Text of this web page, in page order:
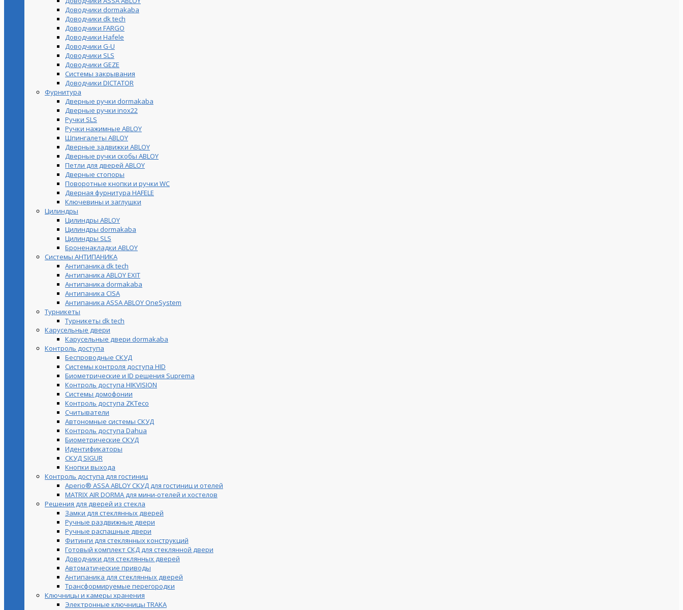
Доводчики dormakaba
Доводчики dk tech
Доводчики FARGO
Доводчики Hafele
Доводчики G-U
Доводчики SLS
Доводчики GEZE
Cистемы закрывания
Доводчики DICTATOR
Фурнитура
Дверные ручки dormakaba
Дверные ручки inox22
Ручки SLS
Ручки нажимные ABLOY
Шпингалеты ABLOY
Дверные задвижки ABLOY
Дверные ручки скобы ABLOY
Петли для дверей ABLOY
Дверные стопоры
Поворотные кнопки и ручки WC
Дверная фурнитура HAFELE
Ключевины и заглушки
Цилиндры
Цилиндры ABLOY
Цилиндры dormakaba
Цилиндры SLS
Броненакладки ABLOY
Системы АНТИПАНИКА
Антипаника dk tech
Антипаника ABLOY EXIT
Антипаника dormakaba
Антипаника СISA
Антипаника ASSA ABLOY OneSystem
Турникеты
Турникеты dk tech
Карусельные двери
Карусельные двери dormakaba
Контроль доступа
Беспроводные СКУД
Системы контроля доступа HID
Биометрические и ID решения Suprema
Контроль доступа HIKVISION
Системы домофонии
Контроль доступа ZKTeco
Считыватели
Автономные системы СКУД
Контроль доступа Dahua
Биометрические СКУД
Идентификаторы
СКУД SIGUR
Кнопки выхода
Контроль доступа для гостиниц
Aperio® ASSA ABLOY СКУД для гостиниц и отелей
MATRIX AIR DORMA для мини-отелей и хостелов
Решения для дверей из стекла
Замки для стеклянных дверей
Ручные раздвижные двери
Ручные распашные двери
Фитинги для стеклянных конструкций
Готовый комплект СКД для стеклянной двери
Доводчики для стеклянных дверей
Автоматические приводы
Антипаника для стеклянных дверей
Трансформируемые перегородки
Ключницы и камеры хранения
Электронные ключницы TRAKA